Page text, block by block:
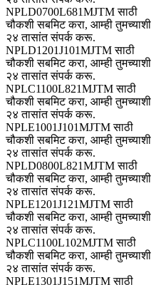
NPLD0700L681MJTM साठी
चौकशी सबमिट करा, आम्ही तुमच्याशी
२४ तासांत संपर्क करू.
NPLD1201J101MJTM साठी
चौकशी सबमिट करा, आम्ही तुमच्याशी
२४ तासांत संपर्क करू.
NPLC1100L821MJTM साठी
चौकशी सबमिट करा, आम्ही तुमच्याशी
२४ तासांत संपर्क करू.
NPLE1001J101MJTM साठी
चौकशी सबमिट करा, आम्ही तुमच्याशी
२४ तासांत संपर्क करू.
NPLD0800L821MJTM साठी
चौकशी सबमिट करा, आम्ही तुमच्याशी
२४ तासांत संपर्क करू.
NPLE1201J121MJTM साठी
चौकशी सबमिट करा, आम्ही तुमच्याशी
२४ तासांत संपर्क करू.
NPLC1100L102MJTM साठी
चौकशी सबमिट करा, आम्ही तुमच्याशी
२४ तासांत संपर्क करू.
NPLE1301J151MJTM साठी